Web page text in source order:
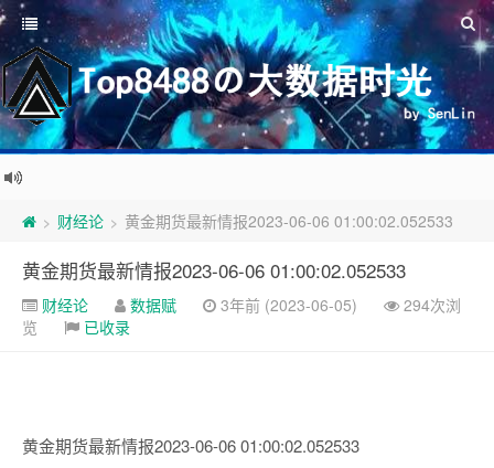
> 财经论 > 黄金期货最新情报2023-06-06 01:00:02.052533
黄金期货最新情报2023-06-06 01:00:02.052533
财经论 数据赋 3年前 (2023-06-05)
294次浏
览
已收录
黄金期货最新情报2023-06-06 01:00:02.052533